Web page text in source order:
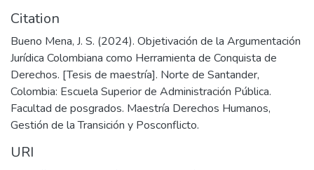
Citation
Bueno Mena, J. S. (2024). Objetivación de la Argumentación
Jurídica Colombiana como Herramienta de Conquista de
Derechos. [Tesis de maestría]. Norte de Santander,
Colombia: Escuela Superior de Administración Pública.
Facultad de posgrados. Maestría Derechos Humanos,
Gestión de la Transición y Posconflicto.
URI